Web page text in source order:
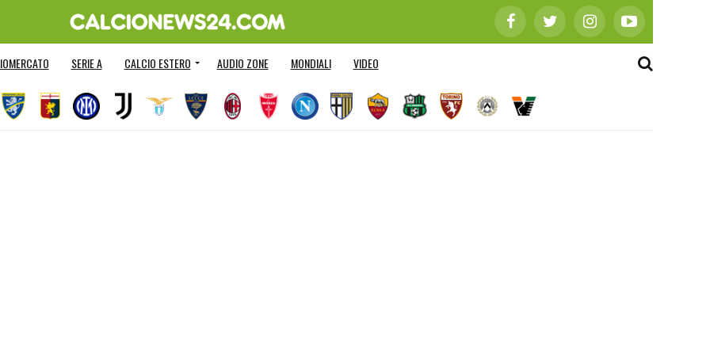
SERIE A CALCIO ESTERO AUDIO ZONE MONDIALI VIDEO